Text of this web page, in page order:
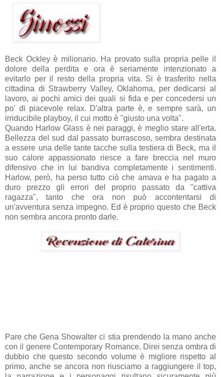
Beck Ockley è milionario. Ha provato sulla propria pelle il
dolore della perdita e ora è seriamente intenzionato a
evitarlo per il resto della propria vita. Si è trasferito nella
cittadina di Strawberry Valley, Oklahoma, per dedicarsi al
lavoro, ai pochi amici dei quali si fida e per concedersi un
po' di piacevole relax. D'altra parte è, e sempre sarà, un
irriducibile playboy, il cui motto è "giusto una volta".
Quando Harlow Glass è nei paraggi, è meglio stare all'erta.
Bellezza del sud dal passato burrascoso, sembra destinata
a essere una delle tante tacche sulla testiera di Beck, ma il
suo calore appassionato riesce a fare breccia nel muro
difensivo che in lui bandiva completamente i sentimenti.
Harlow, però, ha perso tutto ciò che amava e ha pagato a
duro prezzo gli errori del proprio passato da "cattiva
ragazza", tanto che ora non può accontentarsi di
un'avventura senza impegno. Ed è proprio questo che Beck
non sembra ancora pronto darle.
Pare che Gena Showalter ci stia prendendo la mano anche
con il genere Contemporary Romance. Direi senza ombra di
dubbio che questo secondo volume è migliore rispetto al
primo, anche se ancora non riusciamo a raggiungere il top,